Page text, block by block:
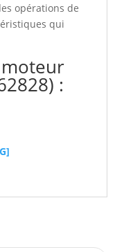
opérations de
qui
: